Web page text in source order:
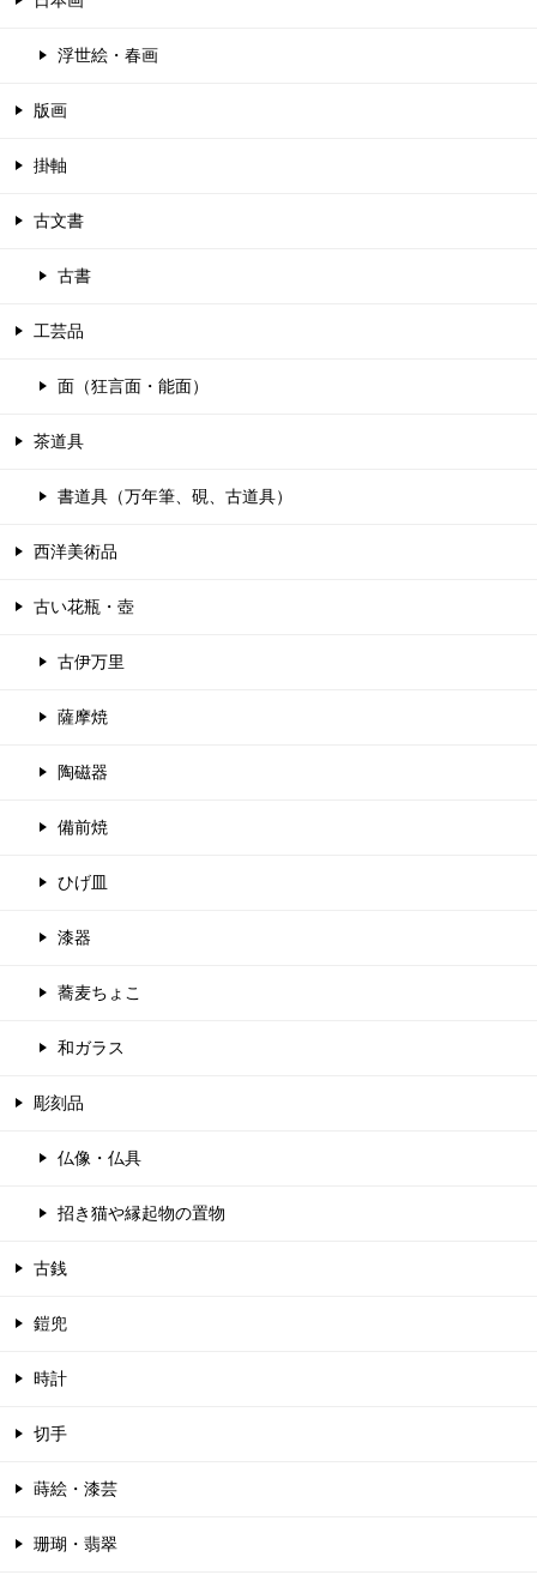
浮世絵・春画
版画
掛軸
古文書
古書
工芸品
面（狂言面・能面）
茶道具
書道具（万年筆、硯、古道具）
西洋美術品
古い花瓶・壺
古伊万里
薩摩焼
陶磁器
備前焼
ひげ皿
漆器
蕎麦ちょこ
和ガラス
彫刻品
仏像・仏具
招き猫や縁起物の置物
古銭
鎧兜
時計
切手
蒔絵・漆芸
珊瑚・翡翠